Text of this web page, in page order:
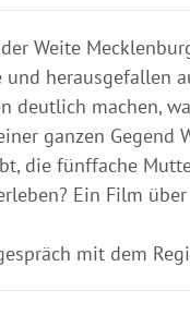
Weite
herausgefallen
deutlich machen,
ganzen
die fünffache
Ein Film
mit dem